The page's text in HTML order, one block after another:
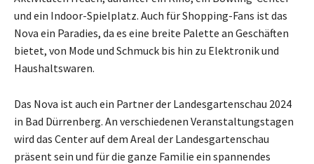
und ein Indoor-Spielplatz. Auch für Shopping-Fans ist das
Nova ein Paradies, da es eine breite Palette an Geschäften
bietet, von Mode und Schmuck bis hin zu Elektronik und
Haushaltswaren.
Das Nova ist auch ein Partner der Landesgartenschau 2024
in Bad Dürrenberg. An verschiedenen Veranstaltungstagen
wird das Center auf dem Areal der Landesgartenschau
präsent sein und für die ganze Familie ein spannendes